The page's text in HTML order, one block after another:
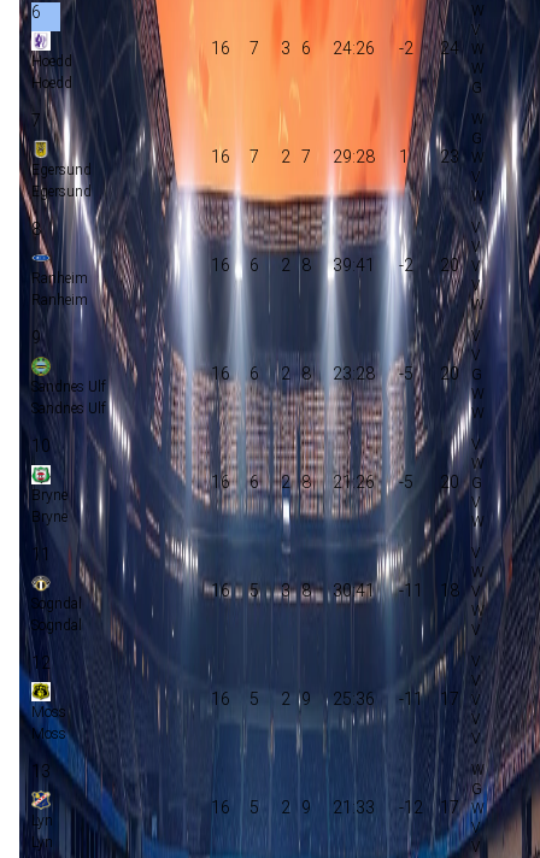
6
Hoedd
Hoedd
16 7 3 6 24:26 -2 24
7
Egersund
Egersund
16 7 2 7 29:28 1 23
8
Ranheim
Ranheim
16 6 2 8 39:41 -2 20
9
Sandnes Ulf
Sandnes Ulf
16 6 2 8 23:28 -5 20
10
Bryne
Bryne
16 6 2 8 21:26 -5 20
11
Sogndal
Sogndal
16 5 3 8 30:41 -11 18
12
Moss
Moss
16 5 2 9 25:36 -11 17
13
Lyn
Lyn
16 5 2 9 21:33 -12 17